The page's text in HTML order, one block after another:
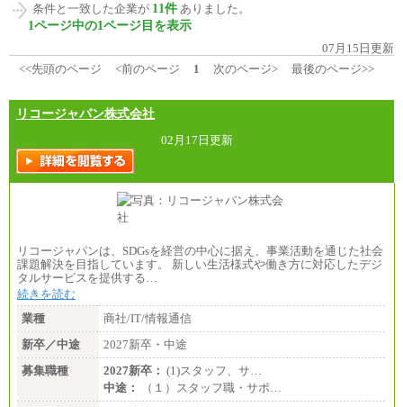
条件と一致した企業が 11件 ありました。
1ページ中の1ページ目を表示
07月15日更新
<<先頭のページ
<前のページ 1 次のページ> 最後のページ>>
リコージャパン株式会社
02月17日更新
リコージャパンは、SDGsを経営の中心に据え、事業活動を通じた社会
課題解決を目指しています。 新しい生活様式や働き方に対応したデジ
タルサービスを提供する…
続きを読む
業種
商社/IT/情報通信
新卒／中途
2027新卒・中途
募集職種
2027新卒： (1)スタッフ、サ…
中途：
（１）スタッフ職・サポ…